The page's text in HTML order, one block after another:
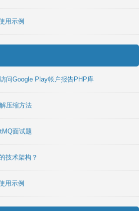
用示例
问Google Play帐户报告PHP库
压缩方法
面试题
技术架构？
用示例